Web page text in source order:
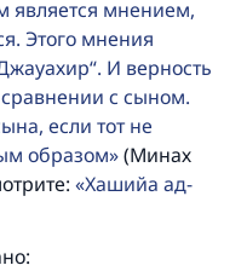
является мнением,
Этого мнения
И верность
с сыном.
если тот не
образом (Минах
Хашийа ад-
сохранить
ответы Умме
мир ему и
сказал:
такая
его»